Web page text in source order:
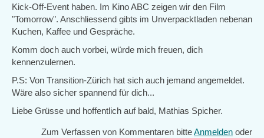
Kick-Off-Event haben. Im Kino ABC zeigen wir den Film
"Tomorrow". Anschliessend gibts im Unverpacktladen nebenan
Kuchen, Kaffee und Gespräche.
Komm doch auch vorbei, würde mich freuen, dich
kennenzulernen.
P.S: Von Transition-Zürich hat sich auch jemand angemeldet.
Wäre also sicher spannend für dich...
Liebe Grüsse und hoffentlich auf bald, Mathias Spicher.
Zum Verfassen von Kommentaren bitteAnmelden oder